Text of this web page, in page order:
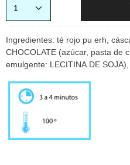
Ingredientes: té rojo pu erh,
CHOCOLATE (azúcar, pasta de
emulgente: LECITINA DE SOJA),